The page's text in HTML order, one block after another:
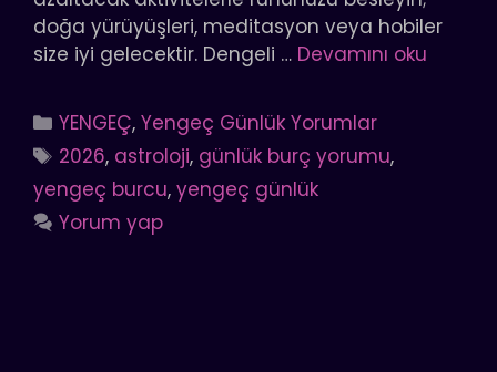
doğa yürüyüşleri, meditasyon veya hobiler
size iyi gelecektir. Dengeli … Devamını oku
Kategoriler
YENGEÇ,Yengeç Günlük Yorumlar
Etiketler
2026, astroloji, günlük burç yorumu,
yengeç burcu, yengeç günlük
Yorum yap